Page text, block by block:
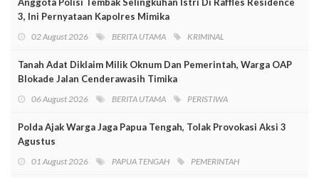
3, Ini Pernyataan Kapolres Mimika
02 August 2026 BERITA UTAMA KRIMINAL
Tanah Adat Diklaim Milik Oknum Dan Pemerintah, Warga OAP
Blokade Jalan Cenderawasih Timika
06 August 2026 BERITA UTAMA PERISTIWA
Polda Ajak Warga Jaga Papua Tengah, Tolak Provokasi Aksi 3
Agustus
01 August 2026 PAPUA TENGAH PEMERINTAH